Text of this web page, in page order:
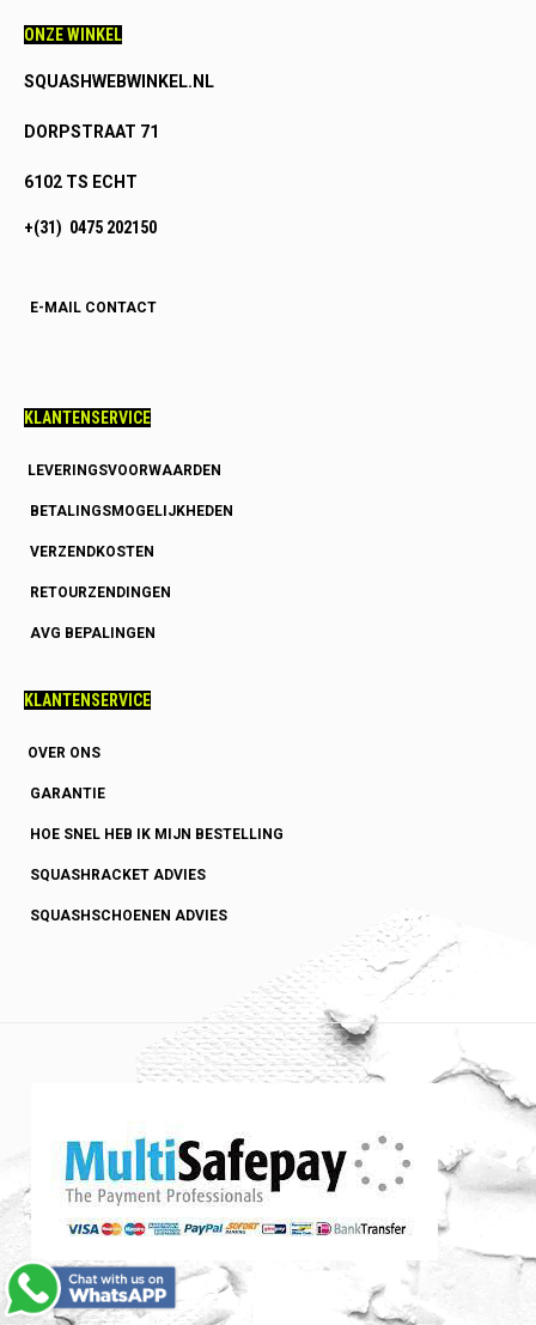
ONZE WINKEL
SQUASHWEBWINKEL.NL
DORPSTRAAT 71
6102 TS ECHT
+(31) 0475 202150
E-MAIL CONTACT
KLANTENSERVICE
LEVERINGSVOORWAARDEN
BETALINGSMOGELIJKHEDEN
VERZENDKOSTEN
RETOURZENDINGEN
AVG BEPALINGEN
KLANTENSERVICE
OVER ONS
GARANTIE
HOE SNEL HEB IK MIJN BESTELLING
SQUASHRACKET ADVIES
SQUASHSCHOENEN ADVIES